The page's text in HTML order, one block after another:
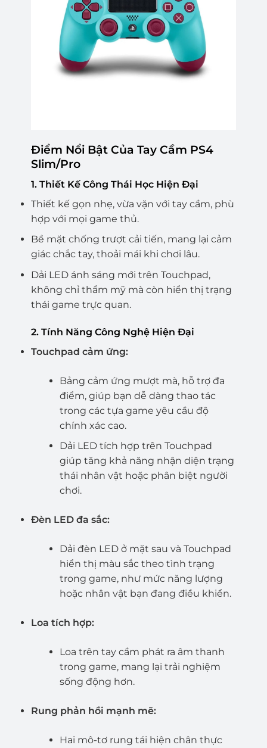
Điểm Nổi Bật Của Tay Cầm PS4
Slim/Pro
1. Thiết Kế Công Thái Học Hiện Đại
Thiết kế gọn nhẹ, vừa vặn với tay cầm, phù
hợp với mọi game thủ.
Bề mặt chống trượt cải tiến, mang lại cảm
giác chắc tay, thoải mái khi chơi lâu.
Dải LED ánh sáng mới trên Touchpad,
không chỉ thẩm mỹ mà còn hiển thị trạng
thái game trực quan.
2. Tính Năng Công Nghệ Hiện Đại
Touchpad cảm ứng:
Bảng cảm ứng mượt mà, hỗ trợ đa
điểm, giúp bạn dễ dàng thao tác
trong các tựa game yêu cầu độ
chính xác cao.
Dải LED tích hợp trên Touchpad
giúp tăng khả năng nhận diện trạng
thái nhân vật hoặc phân biệt người
chơi.
Đèn LED đa sắc:
Dải đèn LED ở mặt sau và Touchpad
hiển thị màu sắc theo tình trạng
trong game, như mức năng lượng
hoặc nhân vật bạn đang điều khiển.
Loa tích hợp:
Loa trên tay cầm phát ra âm thanh
trong game, mang lại trải nghiệm
sống động hơn.
Rung phản hồi mạnh mẽ:
Hai mô-tơ rung tái hiện chân thực